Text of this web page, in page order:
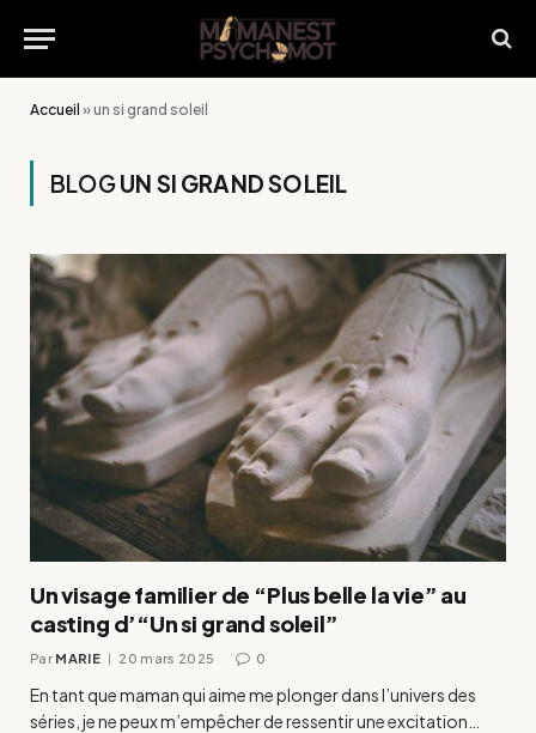
Accueil »un si grand soleil
BLOGUN SI GRAND SOLEIL
Un visage familier de “Plus belle la vie” au
casting d’“Un si grand soleil”
Par MARIE 20 mars 2025 0
En tant que maman qui aime me plonger dans l’univers des
séries, je ne peux m’empêcher de ressentir une excitation…